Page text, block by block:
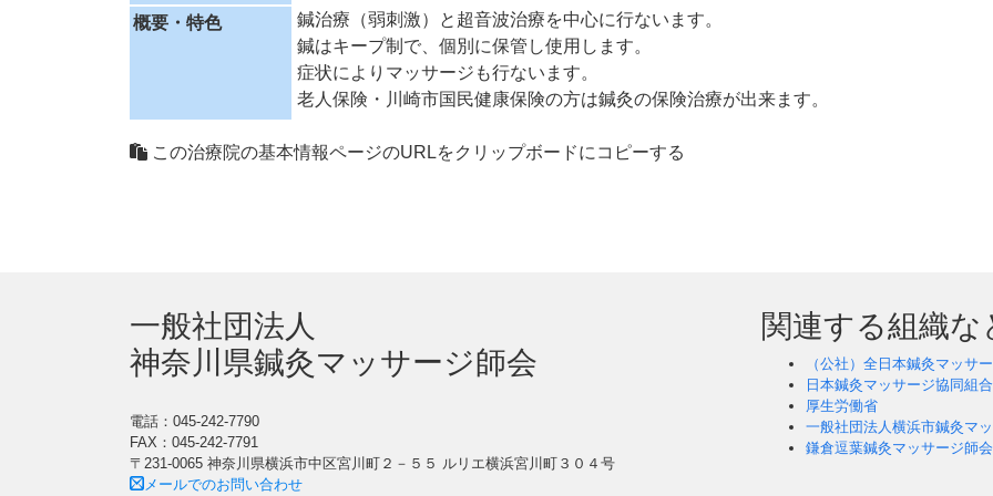
概要・特色
鍼治療（弱刺激）と超音波治療を中心に行ないます。
鍼はキープ制で、個別に保管し使用します。
症状によりマッサージも行ないます。
老人保険・川崎市国民健康保険の方は鍼灸の保険治療が出来ます。
この治療院の基本情報ページのURLをクリップボードにコピーする
一般社団法人
神奈川県鍼灸マッサージ師会
電話：045-242-7790
FAX：045-242-7791
〒231-0065 神奈川県横浜市中区宮川町２－５５ ルリエ横浜宮川町３０４号
メールでのお問い合わせ
関連する組織な
（公社）全日本鍼灸マッサ
日本鍼灸マッサージ協同組合
厚生労働省
一般社団法人横浜市鍼灸マ
鎌倉逗葉鍼灸マッサージ師会